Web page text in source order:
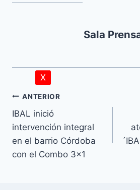
Sala
ANTERIOR
IBAL inició
intervención integral
en el barrio Córdoba
con el Combo 3×1
X